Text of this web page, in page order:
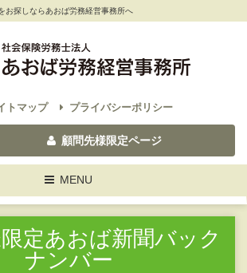
お探しならあおば労務経営事務所へ
トマップ プライバシーポリシー
顧問先様限定ページ
Toggle
navigation
MENU
定あおば新聞バック
ナンバー